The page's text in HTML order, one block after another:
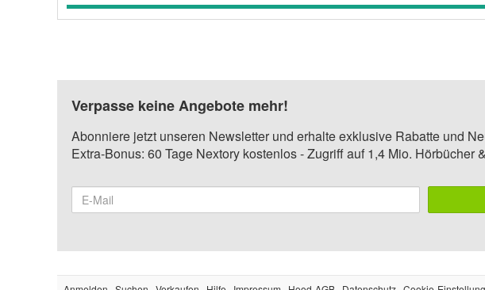
Verpasse keine Angebote mehr!
Abonniere jetzt unseren Newsletter und erhalte exklusive Rabatte und
Extra-Bonus: 60 Tage Nextory kostenlos - Zugriff auf 1,4 Mio. Hörbücher